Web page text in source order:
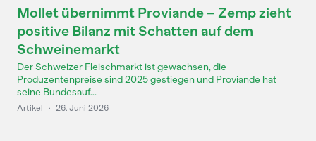
Mollet übernimmt Proviande – Zemp zieht
positive Bilanz mit Schatten auf dem
Schweinemarkt
Der Schweizer Fleischmarkt ist gewachsen, die
Produzentenpreise sind 2025 gestiegen und Proviande hat
seine Bundesauf...
Artikel · 26. Juni 2026